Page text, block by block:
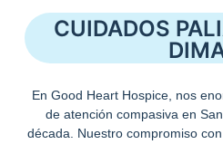
CUIDADOS
En Good Heart Hospice, nos
de atención compasiva en
década. Nuestro compromiso